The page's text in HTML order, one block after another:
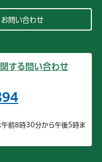
お問い合わせ
する問い合わせ
午前8時30分から午後5時ま